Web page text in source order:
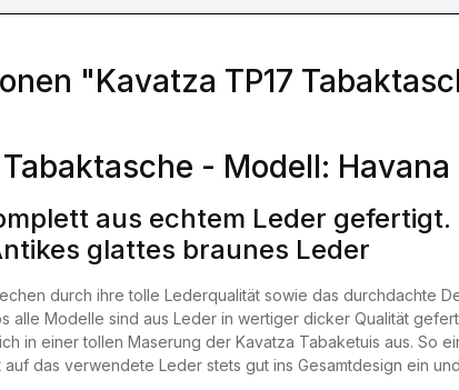
"Kavatza TP17
- Modell: Havana
aus echtem Leder gefertigt.
glattes braunes Leder
durch ihre tolle Lederqualität sowie das durchdachte
alle Modelle sind aus Leder in wertiger dicker Qualität
in einer tollen Maserung der Kavatza Tabaketuis aus. So
das verwendete Leder stets gut ins Gesamtdesign ein